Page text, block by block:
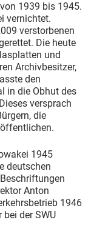
1939 bis 1945.
vernichtet.
verstorbenen
Die heute
und
Archivbesitzer,
den
in die Obhut des
versprach
die
1945
deutschen
Anton
1946
der SWU